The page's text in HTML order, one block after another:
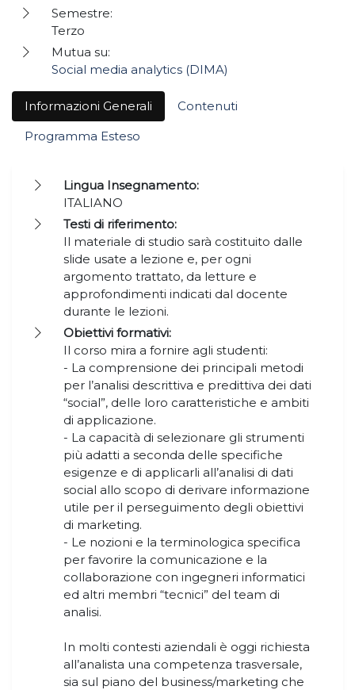
Informazioni Generali
Contenuti
Programma Esteso
Lingua Insegnamento:
ITALIANO
Testi di riferimento:
Il materiale di studio sarà costituito dalle
slide usate a lezione e, per ogni
argomento trattato, da letture e
approfondimenti indicati dal docente
durante le lezioni.
Obiettivi formativi:
Il corso mira a fornire agli studenti:
- La comprensione dei principali metodi
per l’analisi descrittiva e predittiva dei dati
“social”, delle loro caratteristiche e ambiti
di applicazione.
- La capacità di selezionare gli strumenti
più adatti a seconda delle specifiche
esigenze e di applicarli all’analisi di dati
social allo scopo di derivare informazione
utile per il perseguimento degli obiettivi
di marketing.
- Le nozioni e la terminologica specifica
per favorire la comunicazione e la
collaborazione con ingegneri informatici
ed altri membri “tecnici” del team di
analisi.
In molti contesti aziendali è oggi richiesta
all’analista una competenza trasversale,
sia sul piano del business/marketing che
Semestre:
Terzo
Mutua su:
Social media analytics (DIMA)